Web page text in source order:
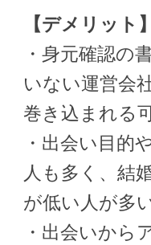
【デメリット】
・身元確認の
いない運営会
巻き込まれる
・出会い目的
人も多く、結
が低い人が多
・出会いから